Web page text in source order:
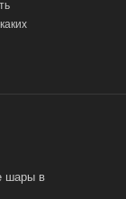
шары в